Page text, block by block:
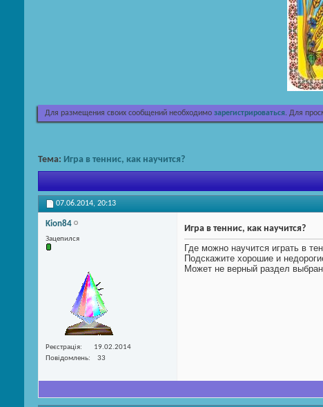
Для размещения своих сообщений необходимо зарегистрироваться. Для
Тема: Игра в теннис, как научится?
07.06.2014, 20:13
Kion84
Зацепился
Реєстрація
19.02.2014
Повідомлень
33
Игра в теннис, как научится?
Где можно научится играть в
Подскажите хорошие и
Может не верный раздел